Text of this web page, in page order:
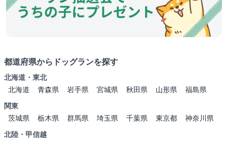
都道府県からドッグランを探す
北海道・東北
北海道
青森県 岩手県 宮城県 秋田県 山形県
福島県
関東
茨城県
栃木県 群馬県 埼玉県 千葉県 東京都
神奈川県
北陸・甲信越